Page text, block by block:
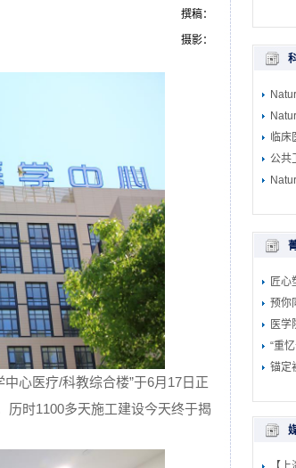
撰稿：
摄影：
心医疗/科教综合楼”于6月17日正
历时1100多天施工建设今天终于揭
临床
公共
匠
预你
医学
“重
锚定